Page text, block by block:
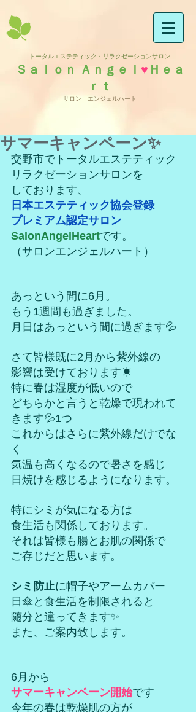
トータルエステティック・リラクゼーションサロン
Ｓａｌｏｎ Ａｎｇｅｌ ♥ Ｈｅａ
ｒｔ
サロン エンジェルハート
サマーキャンペーン✨
交野市でトータルエステティック
リラクゼーションサロンを
しております、
日本エステティック協会登録
プレミアム認定サロン
SalonAngelHeartです。
（サロンエンジェルハート）
あっという間に6月。
もう1週間も過ぎました。
月日はあっという間に過ぎます💦
さて皆様既に2月から紫外線の
影響は受けております☀
特に春は湿度が低いので
どちらかと言うと乾燥で現われて
きます💦1つ
これからはさらに紫外線だけでな
く
気温も高くなるので暑さを感じ
日焼けを感じるようになります。
特にシミが気になる方は
食生活も関係しております。
それは皆様も腸とお肌の関係で
ご存じだと思います。
シミ防止に帽子やアームカバー
日傘と食生活を制限されると
随分と違ってきます✨
また、ご案内致します。
6月から
サマーキャンペーン開始です
今年の春は乾燥肌の方が